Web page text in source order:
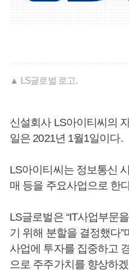
▲ LS글로벌 로고.
신설회사 LS아이티씨의
일은 2021년 1월1일이다.
LS아이티씨는 정보통신
매 등을 주요사업으로 한
LS글로벌은 “IT사업부문
기 위해 분할을 결정했다”
사업에 투자를 집중하고
으로 주주가치를 향상하